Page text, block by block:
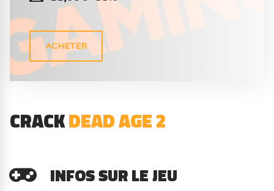
ACHETER
CRACKDEAD AGE 2
INFOS SUR LE JEU